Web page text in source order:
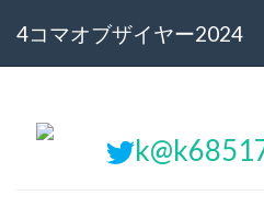
4コマオブザイヤー2024